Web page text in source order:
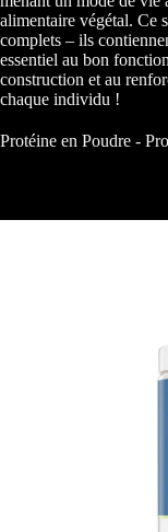
alimentaire végétal. Ce
complets – ils
essentiel au bon
construction et au
chaque individu !
Protéine en Poudre -